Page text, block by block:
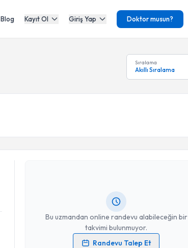
Blog Kayıt Ol Giriş Yap Doktor musun?
Sıralama
Akıllı Sıralama
Bu uzmandan online randevu alabileceğin bir
takvimi bulunmuyor.
Randevu Talep Et
Uzm. Psk. Dan. Ecem Kovancı